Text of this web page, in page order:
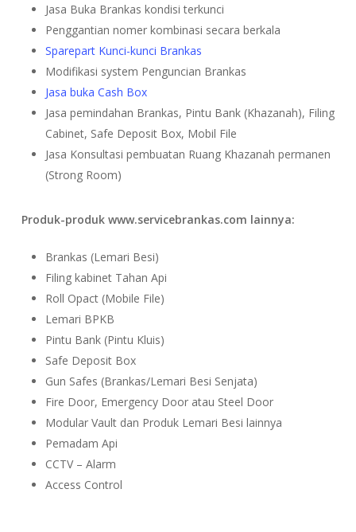
Jasa Buka Brankas kondisi terkunci
Penggantian nomer kombinasi secara berkala
Sparepart Kunci-kunci Brankas
Modifikasi system Penguncian Brankas
Jasa buka Cash Box
Jasa pemindahan Brankas, Pintu Bank (Khazanah), Filing
Cabinet, Safe Deposit Box, Mobil File
Jasa Konsultasi pembuatan Ruang Khazanah permanen
(Strong Room)
Produk-produk www.servicebrankas.com lainnya:
Brankas (Lemari Besi)
Filing kabinet Tahan Api
Roll Opact (Mobile File)
Lemari BPKB
Pintu Bank (Pintu Kluis)
Safe Deposit Box
Gun Safes (Brankas/Lemari Besi Senjata)
Fire Door, Emergency Door atau Steel Door
Modular Vault dan Produk Lemari Besi lainnya
Pemadam Api
CCTV – Alarm
Access Control